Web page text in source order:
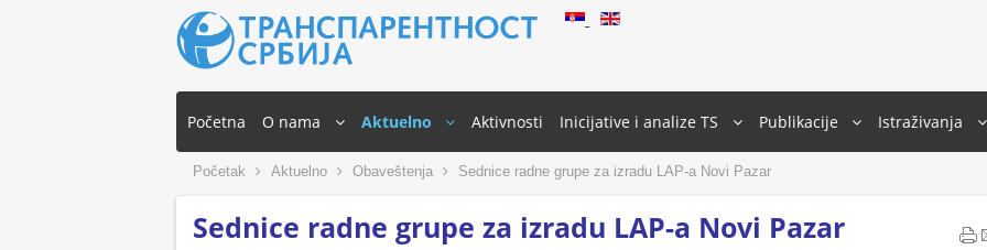
Početna O nama Aktuelno Aktivnosti Inicijative i analize TS Publikacije Istraživanja
Početak Aktuelno Obaveštenja Sednice radne grupe za izradu LAP-a Novi Pazar
Sednice radne grupe za izradu LAP-a Novi Pazar